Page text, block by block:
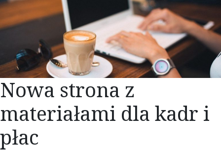
Nowa strona z
materiałami dla kadr i
płac